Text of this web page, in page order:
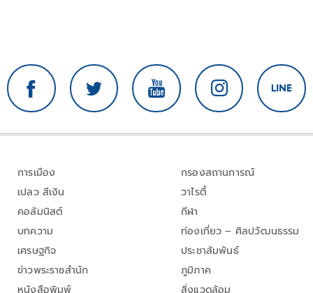
การเมือง
เปลว สีเงิน
คอลัมนิสต์
บทความ
เศรษฐกิจ
ข่าวพระราชสำนัก
หนังสือพิมพ์
กรองสถานการณ์
วาไรตี้
กีฬา
ท่องเที่ยว – ศิลปวัฒนธรรม
ประชาสัมพันธ์
ภูมิภาค
สิ่งแวดล้อม